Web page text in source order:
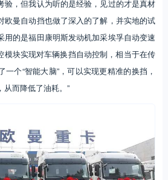
验，但我认为听的是经验，见过的才是真材
欧曼自动挡也做了深入的了解，并实地的试
用的是福田康明斯发动机加采埃孚自动变速
模块实现对车辆换挡自动控制，相当于在传
个“智能大脑”，可以实现更精准的换挡，
而降低了油耗。”